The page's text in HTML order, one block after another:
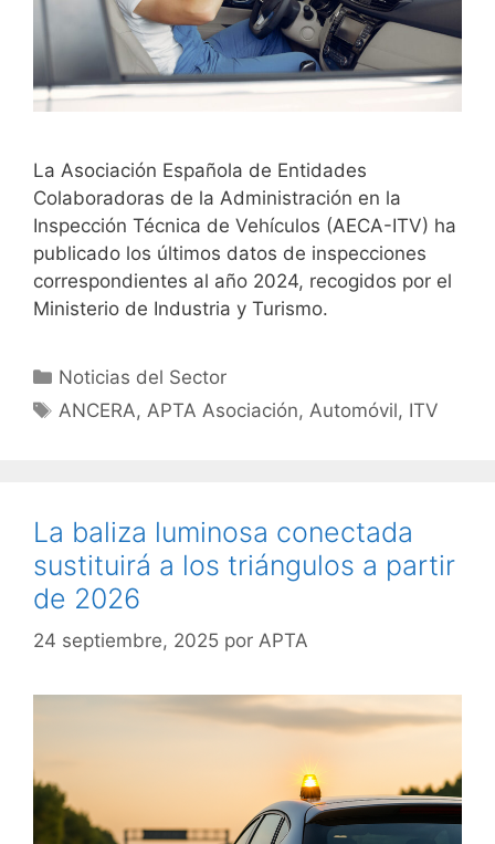
La Asociación Española de Entidades
Colaboradoras de la Administración en la
Inspección Técnica de Vehículos (AECA-ITV) ha
publicado los últimos datos de inspecciones
correspondientes al año 2024, recogidos por el
Ministerio de Industria y Turismo.
Noticias del Sector
ANCERA, APTA Asociación, Automóvil, ITV
La baliza luminosa conectada
sustituirá a los triángulos a partir
de 2026
24 septiembre, 2025 por APTA